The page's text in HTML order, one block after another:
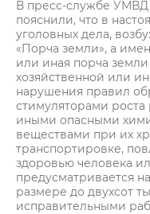
В пресс-службе УМВД
пояснили, что в
уголовных дела,
«Порча земли», а
или иная порча
хозяйственной или
нарушения правил
стимуляторами
иными опасными
веществами при их
транспортировке,
здоровью человека
предусматривается
размере до двухсот
исправительными